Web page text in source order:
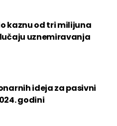
kaznu od tri milijuna
uznemiravanja
ideja za pasivni
godini